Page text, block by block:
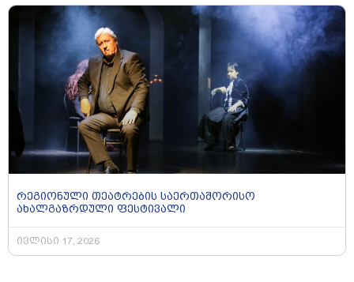
რეგიონული თეატრების საერთაშორისო
ახალგაზრდული ფესტივალი
ივლისი 17, 2026